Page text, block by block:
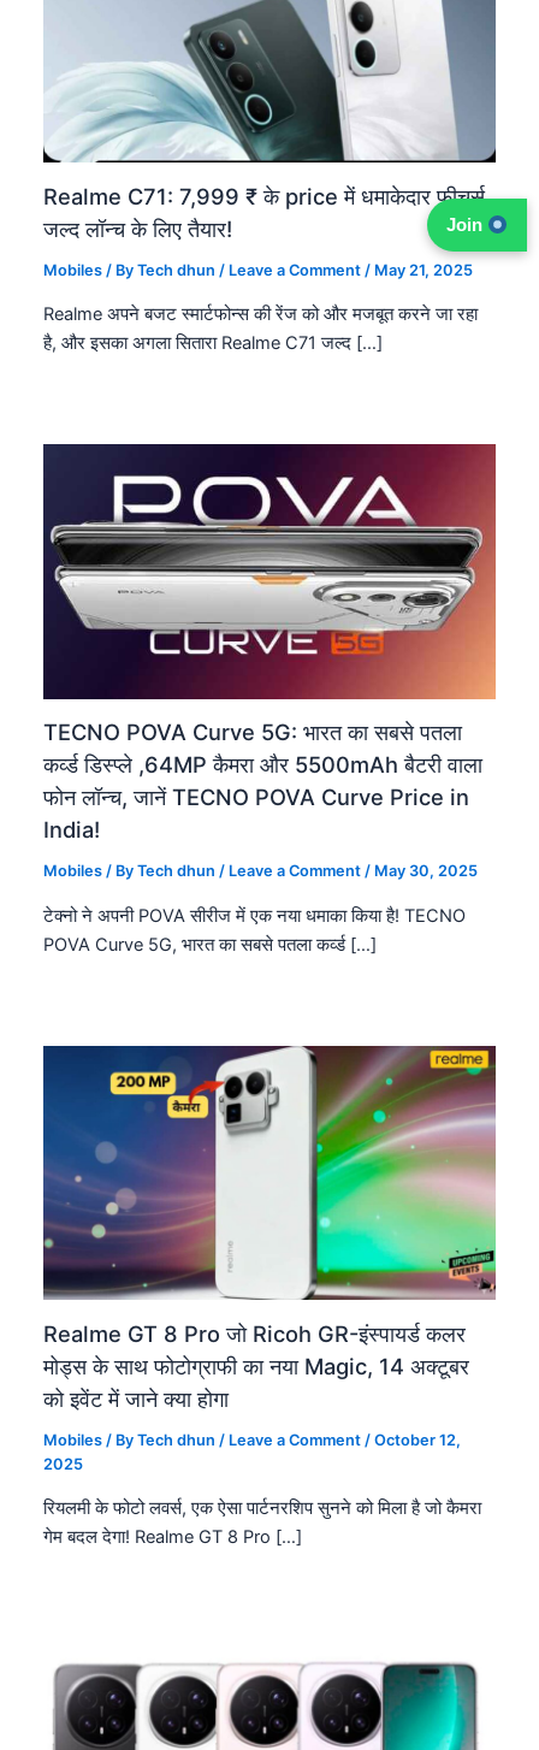
Realme C71: 7,999 ₹ के price में धमाकेदार फीचर्स,
जल्द लॉन्च के लिए तैयार!
Mobiles / ByTech dhun / Leave a Comment / May 21, 2025
Realme अपने बजट स्मार्टफोन्स की रेंज को और मजबूत करने जा रहा
है, और इसका अगला सितारा Realme C71 जल्द […]
TECNO POVA Curve 5G: भारत का सबसे पतला
कर्व्ड डिस्प्ले ,64MP कैमरा और 5500mAh बैटरी वाला
फोन लॉन्च, जानें TECNO POVA Curve Price in
India!
Mobiles / ByTech dhun/ Leave a Comment / May 30, 2025
टेक्नो ने अपनी POVA सीरीज में एक नया धमाका किया है! TECNO
POVA Curve 5G, भारत का सबसे पतला कर्व्ड […]
Realme GT 8 Pro जो Ricoh GR-इंस्पायर्ड कलर
मोड्स के साथ फोटोग्राफी का नया Magic, 14 अक्टूबर
को इवेंट में जाने क्या होगा
Mobiles / ByTech dhun / Leave a Comment /October 12,
2025
रियलमी के फोटो लवर्स, एक ऐसा पार्टनरशिप सुनने को मिला है जो कैमरा
गेम बदल देगा! Realme GT 8 Pro […]
Join